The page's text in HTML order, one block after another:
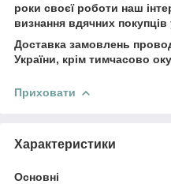
роки своєї роботи наш
визнання вдячних покупців
Доставка замовлень
України, крім тимчасово
Приховати
Характеристики
Основні